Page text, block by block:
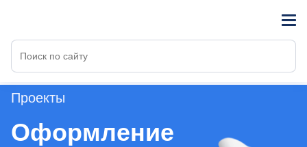
Проекты
Оформление